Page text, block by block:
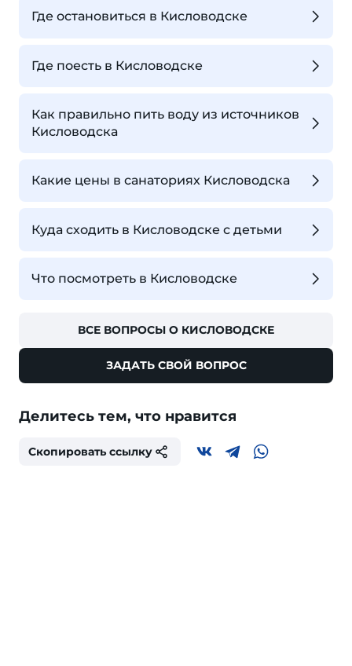
Где остановиться в Кисловодске
Где поесть в Кисловодске
Как правильно пить воду из источников
Кисловодска
Какие цены в санаториях Кисловодска
Куда сходить в Кисловодске с детьми
Что посмотреть в Кисловодске
ВСЕ ВОПРОСЫ О КИСЛОВОДСКЕ
ЗАДАТЬ СВОЙ ВОПРОС
Делитесь тем, что нравится
Скопировать ссылку